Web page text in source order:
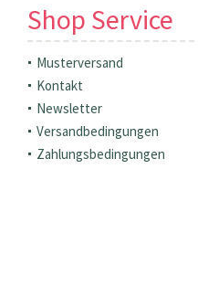
Shop Service
Musterversand
Kontakt
Newsletter
Versandbedingungen
Zahlungsbedingungen